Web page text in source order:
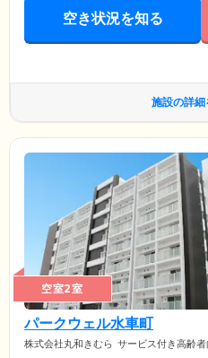
空き状況を知る
施設の詳細
空室2室
パークウェル水車町
株式会社丸和きむら サービス付き高齢